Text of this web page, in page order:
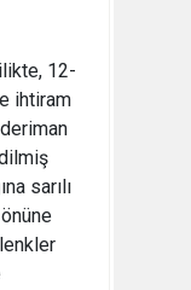
12-
ihtiram
sarılı